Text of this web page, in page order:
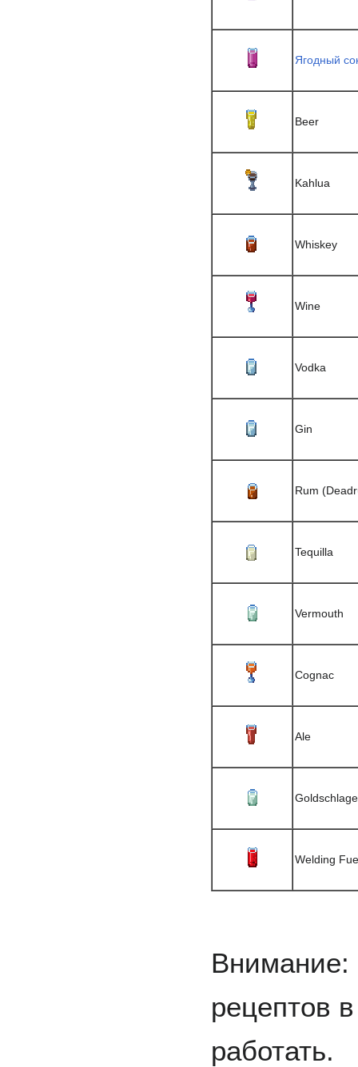
Ягодный
Beer
Kahlua
Whiskey
Wine
Vodka
Gin
Rum
Tequilla
Vermouth
Cognac
Ale
Welding
Внимание:
рецептов
работать.